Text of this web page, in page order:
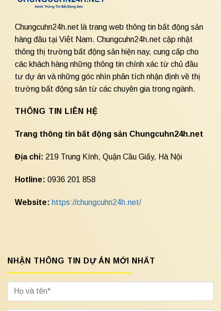
Chungcuhn24h.net là trang web thông tin bất động sản
hàng đầu tại Việt Nam. Chungcuhn24h.net cập nhật
thông thị trường bất động sản hiện nay, cung cấp cho
các khách hàng những thông tin chính xác từ chủ đầu
tư dự án và những góc nhìn phân tích nhận định về thị
trường bất động sản từ các chuyên gia trong ngành.
THÔNG TIN LIÊN HỆ
Trang thông tin bất động sản Chungcuhn24h.net
Địa chỉ: 219 Trung Kính, Quận Cầu Giấy, Hà Nội
Hotline: 0936 201 858
Website: https://chungcuhn24h.net/
NHẬN THÔNG TIN DỰ ÁN MỚI NHẤT